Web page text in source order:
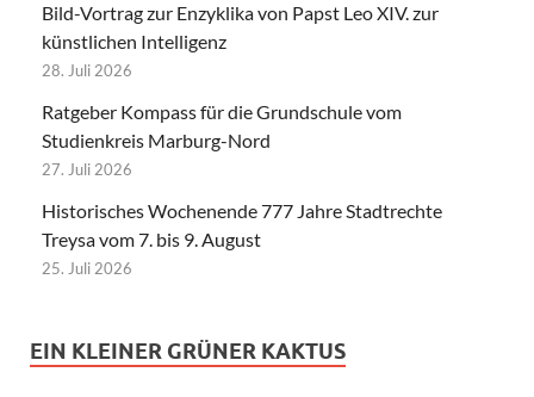
Bild-Vortrag zur Enzyklika von Papst Leo XIV. zur
künstlichen Intelligenz
28. Juli 2026
Ratgeber Kompass für die Grundschule vom
Studienkreis Marburg-Nord
27. Juli 2026
Historisches Wochenende 777 Jahre Stadtrechte
Treysa vom 7. bis 9. August
25. Juli 2026
EIN KLEINER GRÜNER KAKTUS